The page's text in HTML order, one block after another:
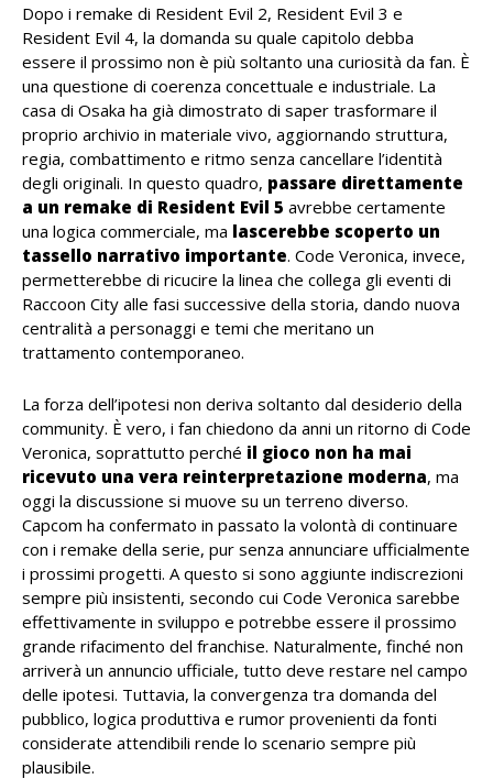
Dopo i remake di Resident Evil 2, Resident Evil 3 e
Resident Evil 4, la domanda su quale capitolo debba
essere il prossimo non è più soltanto una curiosità da fan. È
una questione di coerenza concettuale e industriale. La
casa di Osaka ha già dimostrato di saper trasformare il
proprio archivio in materiale vivo, aggiornando struttura,
regia, combattimento e ritmo senza cancellare l’identità
degli originali. In questo quadro, passare direttamente
a un remake di Resident Evil 5 avrebbe certamente
una logica commerciale, ma lascerebbe scoperto un
tassello narrativo importante. Code Veronica, invece,
permetterebbe di ricucire la linea che collega gli eventi di
Raccoon City alle fasi successive della storia, dando nuova
centralità a personaggi e temi che meritano un
trattamento contemporaneo.
La forza dell’ipotesi non deriva soltanto dal desiderio della
community. È vero, i fan chiedono da anni un ritorno di Code
Veronica, soprattutto perché il gioco non ha mai
ricevuto una vera reinterpretazione moderna, ma
oggi la discussione si muove su un terreno diverso.
Capcom ha confermato in passato la volontà di continuare
con i remake della serie, pur senza annunciare ufficialmente
i prossimi progetti. A questo si sono aggiunte indiscrezioni
sempre più insistenti, secondo cui Code Veronica sarebbe
effettivamente in sviluppo e potrebbe essere il prossimo
grande rifacimento del franchise. Naturalmente, finché non
arriverà un annuncio ufficiale, tutto deve restare nel campo
delle ipotesi. Tuttavia, la convergenza tra domanda del
pubblico, logica produttiva e rumor provenienti da fonti
considerate attendibili rende lo scenario sempre più
plausibile.